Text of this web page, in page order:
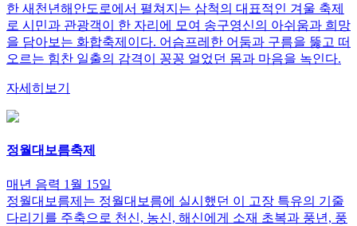
한 새천년해안도로에서 펼쳐지는 삼척의 대표적인 겨울 축제
로 시민과 관광객이 한 자리에 모여 송구영신의 아쉬움과 희망
을 담아보는 화합축제이다. 어슴프레한 어둠과 구름을 뚫고 떠
오르는 힘찬 일출의 감격이 꽁꽁 얼었던 몸과 마음을 녹인다.
자세히보기
정월대보름축제
매년 음력 1월 15일
정월대보름제는 정월대보름에 실시했던 이 고장 특유의 기줄
다리기를 주축으로 천신, 농신, 해신에게 소재 초복과 풍년, 풍